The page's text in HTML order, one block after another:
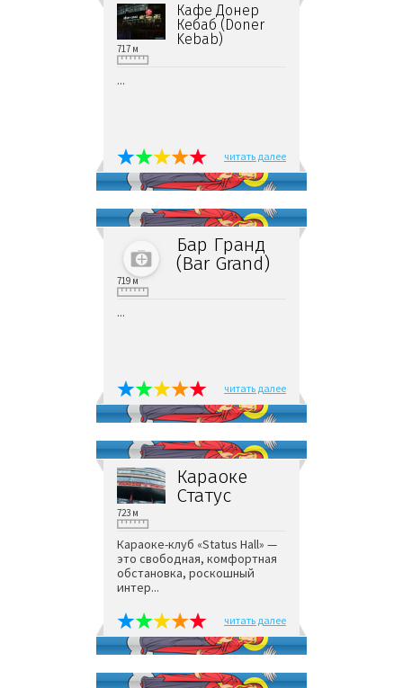
Кафе Донер
Кебаб (Doner
Kebab)
717 м
...
читать далее
Бар Гранд
(Bar Grand)
719 м
...
читать далее
Караоке
Статус
723 м
Караоке-клуб «Status Hall» —
это свободная, комфортная
обстановка, роскошный
интер...
читать далее